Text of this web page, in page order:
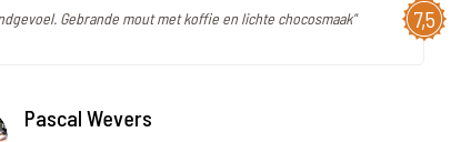
7,5
Gebrande mout met koffie en lichte chocosmaak"
Pascal Wevers